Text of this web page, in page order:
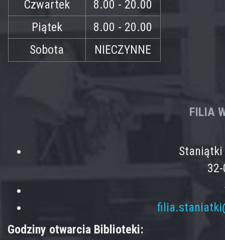
Czwartek
8.00 - 20.00
Piątek
8.00 - 20.00
Sobota
NIECZYNNE
FILIA
Godziny otwarcia Biblioteki: